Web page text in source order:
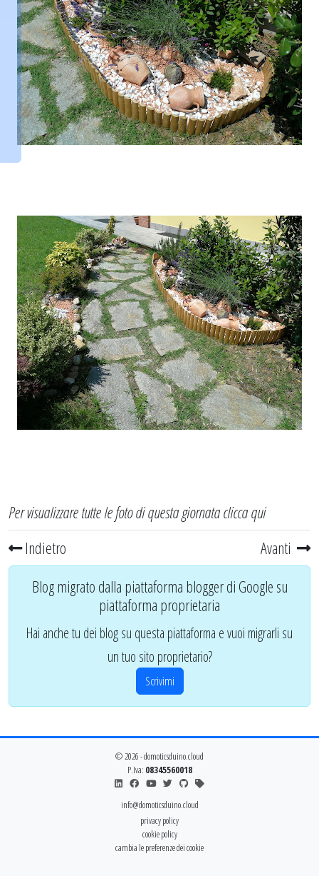
Per visualizzare tutte le foto di questa giornataclicca qui
Indietro
Avanti
Blog migrato dalla piattaforma blogger di Google su
piattaforma proprietaria
Hai anche tu dei blog su questa piattaforma e vuoi migrarli su
un tuo sito proprietario?
Scrivimi
© 2026 - domoticsduino.cloud
P.Iva: 08345560018
info@domoticsduino.cloud
privacy policy
cookie policy
cambia le preferenze dei cookie